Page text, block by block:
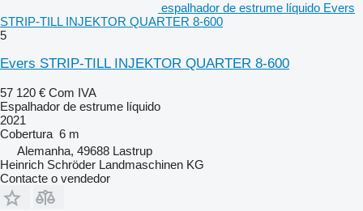
espalhador de estrume líquido Evers
STRIP-TILL INJEKTOR QUARTER 8-600
5
Evers STRIP-TILL INJEKTOR QUARTER 8-600
57 120 € Com IVA
Espalhador de estrume líquido
2021
Cobertura 6 m
Alemanha, 49688 Lastrup
Heinrich Schröder Landmaschinen KG
Contacte o vendedor